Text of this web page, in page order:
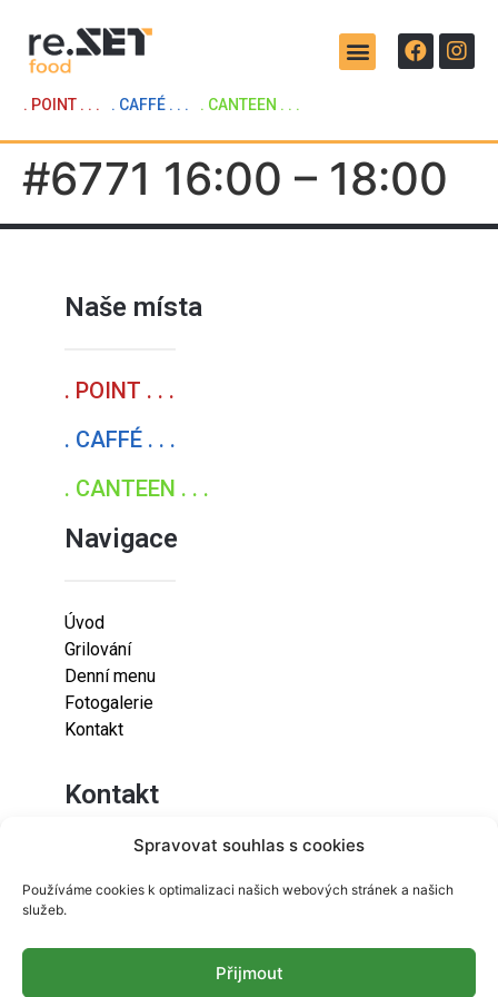
Spravovat souhlas s cookies
Používáme cookies k optimalizaci našich webových stránek a našich
služeb.
Přijmout
. POINT . . . . CAFFÉ . . . . CANTEEN . . .
#6771 16:00 – 18:00
Naše místa
. POINT . . .
. CAFFÉ . . .
. CANTEEN . . .
Navigace
Úvod
Grilování
Denní menu
Fotogalerie
Kontakt
Kontakt
Lazaretní 925/9